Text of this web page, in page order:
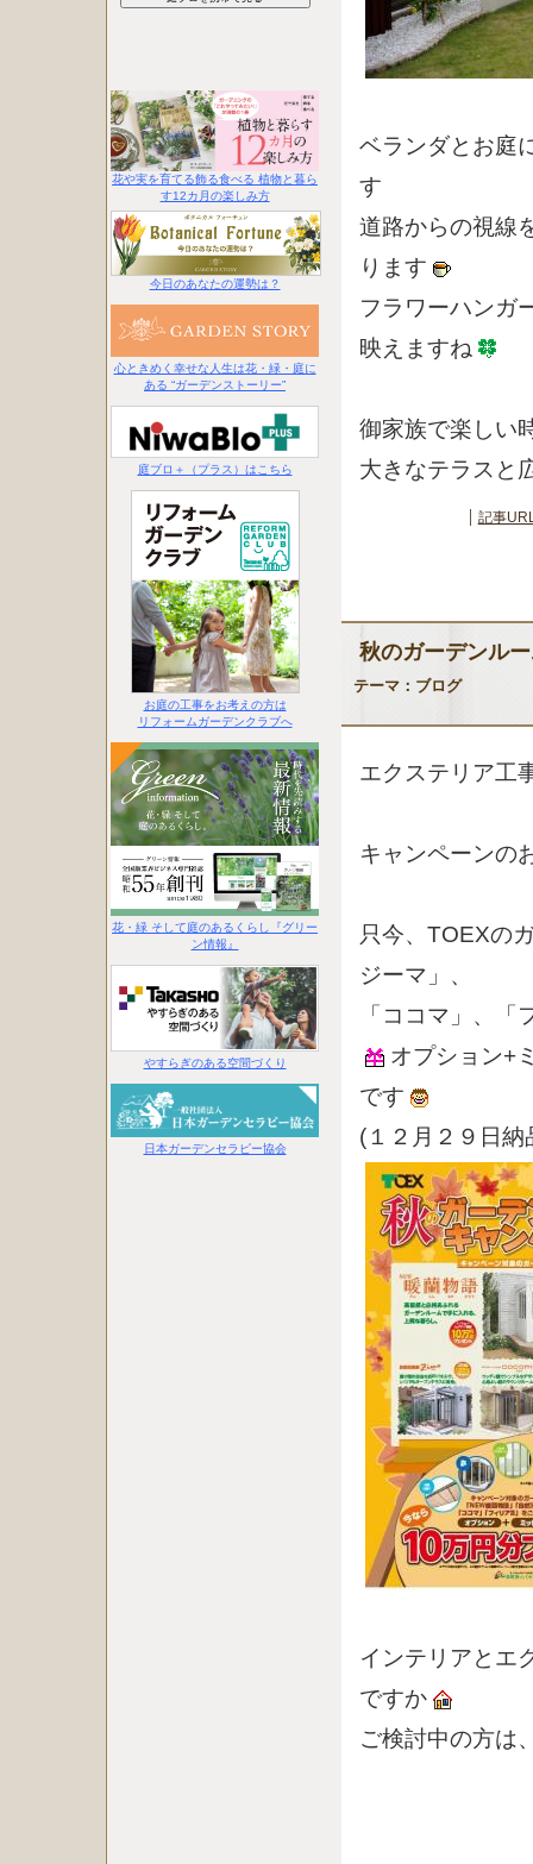
ベランダとお庭
す
道路からの視線
ります
フラワーハンガ
映えますね
御家族で楽しい
大きなテラスと
記事
秋のガーデンル
テーマ： ブログ
エクステリア工
キャンペーンの
只今、TOEXの
ジーマ」、
「ココマ」、
オプション+
です
(１２月２９日納
インテリアとエ
ですか
ご検討中の方は
花や実を育てる飾る食べる 植物と暮ら
す12カ月の楽しみ方
今日のあなたの運勢は？
心ときめく幸せな人生は花・緑・庭に
ある “ガーデンストーリー”
庭ブロ＋（プラス）はこちら
お庭の工事をお考えの方は
リフォームガーデンクラブへ
花・緑 そして庭のあるくらし『グリー
ン情報』
やすらぎのある空間づくり
日本ガーデンセラピー協会